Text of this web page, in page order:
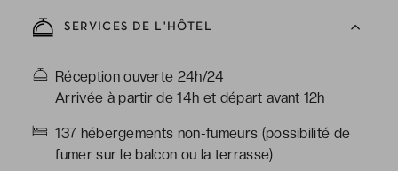
Wi-Fi
-Salle de bains avec douche à l'italienne et baignoire,
articles de toilette haut de gamme
confirmation de l'hôtel
SERVICES DE L'HÔTEL
Réception ouverte 24h/24
Arrivée à partir de 14h et départ avant 12h
137 hébergements non-fumeurs (possibilité de
fumer sur le balcon ou la terrasse)